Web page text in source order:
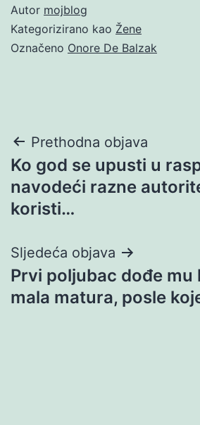
Autor mojblog
Kategorizirano kao Žene
Označeno Onore De Balzak
Navigacija
objava
Prethodna objava
Ko god se upusti u
navodeći razne
koristi…
Sljedeća objava
Prvi poljubac dođe mu
mala matura, posle